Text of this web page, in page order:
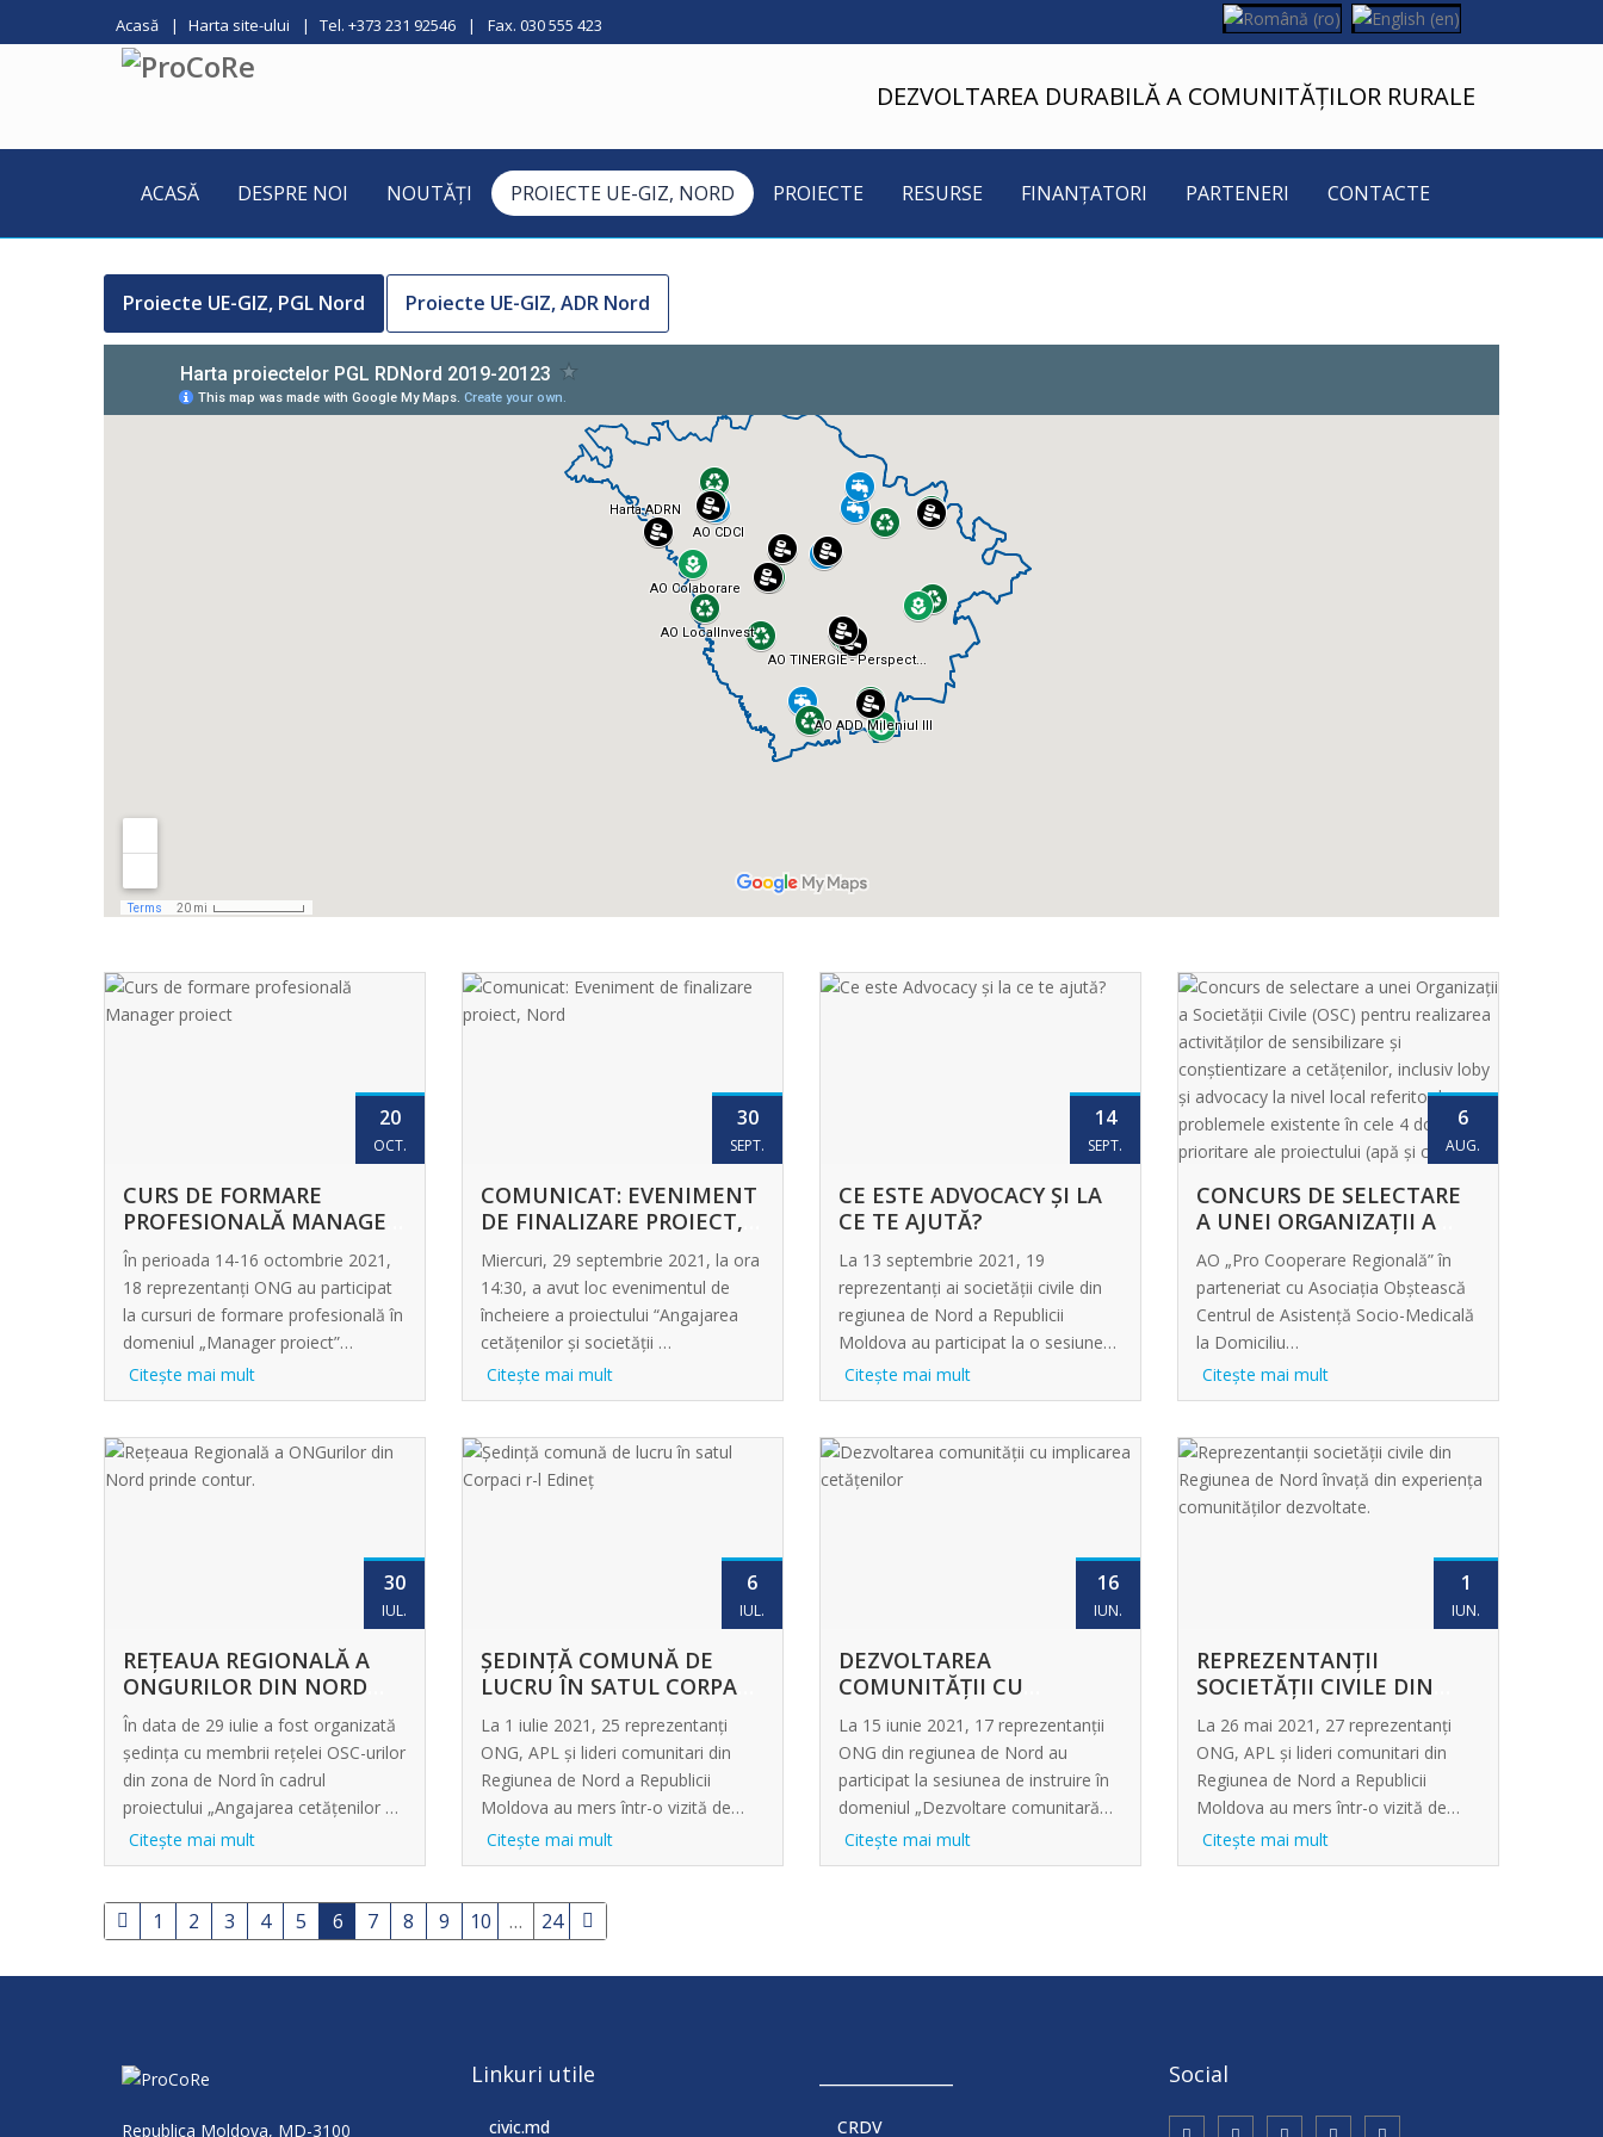
Acasă Harta site-ului Tel. +373 231 92546 Fax. 030 555 423
DEZVOLTAREA DURABILĂ A COMUNITĂȚILOR RURALE
ACASĂ DESPRE NOI NOUTĂȚI PROIECTE UE-GIZ, NORD PROIECTE RESURSE FINANȚATORI PARTENERI CONTACTE
Proiecte UE-GIZ, PGL Nord Proiecte UE-GIZ, ADR Nord
20
OCT.
CURS DE FORMARE
PROFESIONALĂ MANAGER
PROIECT
În perioada 14-16 octombrie 2021,
18 reprezentanți ONG au participat
la cursuri de formare profesională în
domeniul „Manager proiect”…
Citeşte mai mult
30
SEPT.
COMUNICAT: EVENIMENT
DE FINALIZARE PROIECT,
NORD
Miercuri, 29 septembrie 2021, la ora
14:30, a avut loc evenimentul de
încheiere a proiectului “Angajarea
cetățenilor și societății …
Citeşte mai mult
14
SEPT.
CE ESTE ADVOCACY ȘI LA
CE TE AJUTĂ?
La 13 septembrie 2021, 19
reprezentanți ai societății civile din
regiunea de Nord a Republicii
Moldova au participat la o sesiune…
Citeşte mai mult
6
AUG.
CONCURS DE SELECTARE
A UNEI ORGANIZAȚII A
SOCIETĂȚII CIVILE (OSC)
PENTRU REALIZAREA
ACTIVITĂȚILOR DE
SENSIBILIZARE ȘI
CONȘTIENTIZARE A
CETĂȚENILOR, INCLUSIV
LOBY ȘI ADVOCACY LA
NIVEL LOCAL REFERITOR
LA PROBLEMELE
EXISTENTE ÎN CELE 4
DOMENII PRIORITARE ALE
DEȘEURILOR MDS, MEDIU
EFICIENȚĂ ENERGETICĂ
EE)
AO „Pro Cooperare Regională” în
parteneriat cu Asociația Obștească
Centrul de Asistență Socio-Medicală
la Domiciliu…
Citeşte mai mult
30
IUL.
REȚEAUA REGIONALĂ A
ONGURILOR DIN NORD
PRINDE CONTUR.
În data de 29 iulie a fost organizată
ședința cu membrii rețelei OSC-urilor
din zona de Nord în cadrul
proiectului „Angajarea cetățenilor …
Citeşte mai mult
6
IUL.
ȘEDINȚĂ COMUNĂ DE
LUCRU ÎN SATUL CORPACI
R-L EDINEȚ
La 1 iulie 2021, 25 reprezentanți
ONG, APL și lideri comunitari din
Regiunea de Nord a Republicii
Moldova au mers într-o vizită de
studiu…
Citeşte mai mult
16
IUN.
DEZVOLTAREA
COMUNITĂȚII CU
IMPLICAREA CETĂȚENILOR
La 15 iunie 2021, 17 reprezentanții
ONG din regiunea de Nord au
participat la sesiunea de instruire în
domeniul „Dezvoltare comunitară…
Citeşte mai mult
1
IUN.
REPREZENTANȚII
SOCIETĂȚII CIVILE DIN
REGIUNEA DE NORD
ÎNVAȚĂ DIN EXPERIENȚA
COMUNITĂȚILOR
DEZVOLTATE.
La 26 mai 2021, 27 reprezentanți
ONG, APL și lideri comunitari din
Regiunea de Nord a Republicii
Moldova au mers într-o vizită de
studiu…
Citeşte mai mult
1 2 3 4 5 6 7 8 9 10 … 24
Republica Moldova, MD-3100
Linkuri utile
civic.md CRDV
Social